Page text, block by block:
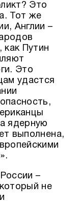
Это
Тот же
Англии –
как Путин
Это
удастся
ядерную
выполнена,
–
не